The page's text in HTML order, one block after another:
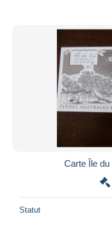
Carte Île
Statut